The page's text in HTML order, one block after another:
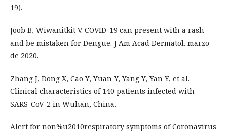
19).
Joob B, Wiwanitkit V. COVID-19 can present with a rash
and be mistaken for Dengue. J Am Acad Dermatol. marzo
de 2020.
Zhang J, Dong X, Cao Y, Yuan Y, Yang Y, Yan Y, et al.
Clinical characteristics of 140 patients infected with
SARS-CoV-2 in Wuhan, China.
Alert for non%u2010respiratory symptoms of Coronavirus